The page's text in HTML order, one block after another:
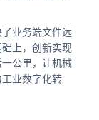
业务端文件远
上，创新实现
公里，让机械
业数字化转